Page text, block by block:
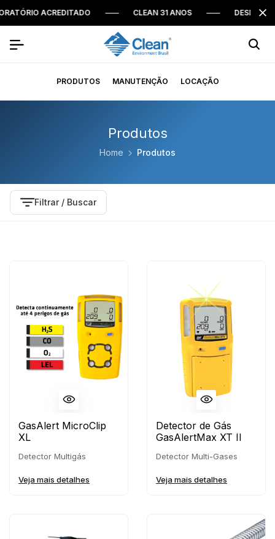
ACREDITADO CLEAN 31 ANOS DESDE 1995
PRODUTOS MANUTENÇÃO LOCAÇÃO
Produtos
Home Produtos
Filtrar / Buscar
GasAlert MicroClip
XL
Detector Multigás
Veja mais detalhes
Detector de Gás
GasAlertMax XT II
Detector Multi-Gases
Veja mais detalhes